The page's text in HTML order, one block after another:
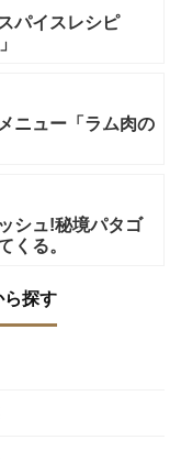
パイスレシピ
ニュー「ラム肉の
シュ!秘境パタゴ
くる。
ら探す